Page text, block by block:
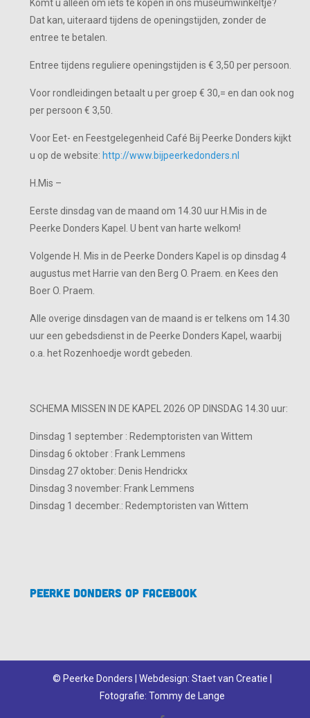
Komt u alleen om iets te kopen in ons museumwinkeltje?
Dat kan, uiteraard tijdens de openingstijden, zonder de
entree te betalen.
Entree tijdens reguliere openingstijden is € 3,50 per persoon.
Voor rondleidingen betaalt u per groep € 30,= en dan ook nog
per persoon € 3,50.
Voor Eet- en Feestgelegenheid Café Bij Peerke Donders kijkt
u op de website: http://www.bijpeerkedonders.nl
H.Mis –
Eerste dinsdag van de maand om 14.30 uur H.Mis in de
Peerke Donders Kapel. U bent van harte welkom!
Volgende H. Mis in de Peerke Donders Kapel is op dinsdag 4
augustus met Harrie van den Berg O. Praem. en Kees den
Boer O. Praem.
Alle overige dinsdagen van de maand is er telkens om 14.30
uur een gebedsdienst in de Peerke Donders Kapel, waarbij
o.a. het Rozenhoedje wordt gebeden.
SCHEMA MISSEN IN DE KAPEL 2026 OP DINSDAG 14.30 uur:
Dinsdag 1 september : Redemptoristen van Wittem
Dinsdag 6 oktober : Frank Lemmens
Dinsdag 27 oktober: Denis Hendrickx
Dinsdag 3 november: Frank Lemmens
Dinsdag 1 december.: Redemptoristen van Wittem
Peerke Donders op Facebook
© Peerke Donders | Webdesign: Staet van Creatie
Fotografie: Tommy de Lange